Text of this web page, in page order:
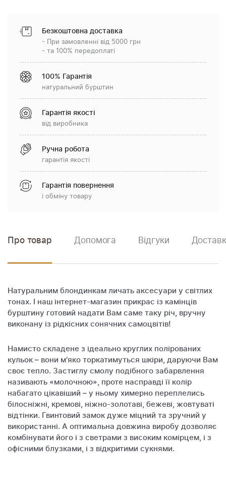
Безкоштовна доставка
- При замовленні від 5000 грн
- та 100% передоплаті
100% Гарантія
натуральний бурштин
Гарантія якості
від виробника
Ручна робота
гарантія якості
Гарантія повернення
і обміну товару
Про товар Допомога Відгуки
Натуральним блондинкам личать аксесуари у світлих
тонах. І наш інтернет-магазин прикрас із камінців
бурштину готовий надати Вам саме таку річ, вручну
виконану із рідкісних сонячних самоцвітів!
Намисто складене з ідеально круглих полірованих
кульок – вони м'яко торкатимуться шкіри, даруючи Вам
своє тепло. Застиглу смолу подібного забарвлення
називають «молочною», проте насправді її колір
набагато цікавіший – у ньому химерно переплелись
білосніжні, кремові, ніжно-золотаві, бежеві, жовтуваті
відтінки. Гвинтовий замок дуже міцний та зручний у
використанні. А оптимальна довжина виробу дозволяє
комбінувати його і з светрами з високим комірцем, і з
офісними блузками, і з відкритими сукнями.